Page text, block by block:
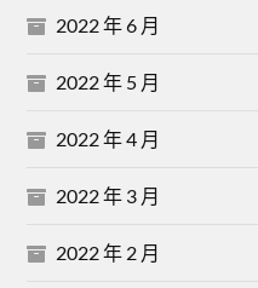
2022 年 6 月
2022 年 5 月
2022 年 4 月
2022 年 3 月
2022 年 2 月